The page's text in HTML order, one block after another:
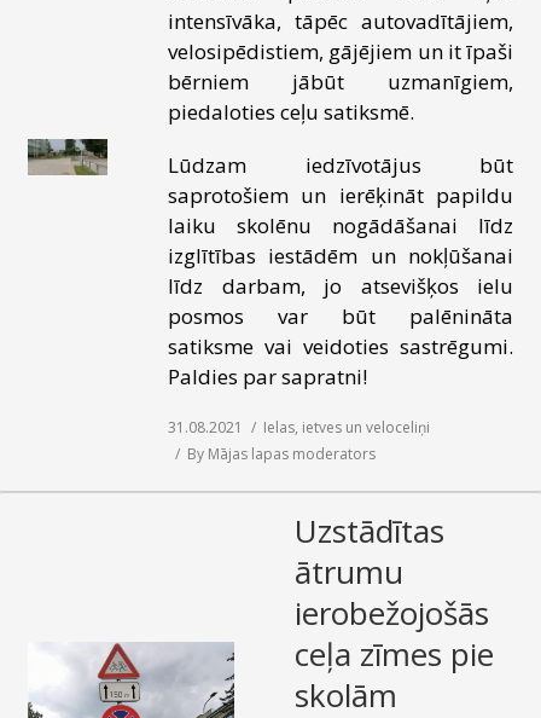
intensīvāka, tāpēc autovadītājiem,
velosipēdistiem, gājējiem un it īpaši
bērniem jābūt uzmanīgiem,
piedaloties ceļu satiksmē.
Lūdzam iedzīvotājus būt
saprotošiem un ierēķināt papildu
laiku skolēnu nogādāšanai līdz
izglītības iestādēm un nokļūšanai
līdz darbam, jo atsevišķos ielu
posmos var būt palēnināta
satiksme vai veidoties sastrēgumi.
Paldies par sapratni!
31.08.2021
Ielas, ietves un veloceliņi
By Mājas lapas moderators
Uzstādītas
ātrumu
ierobežojošās
ceļa zīmes pie
skolām